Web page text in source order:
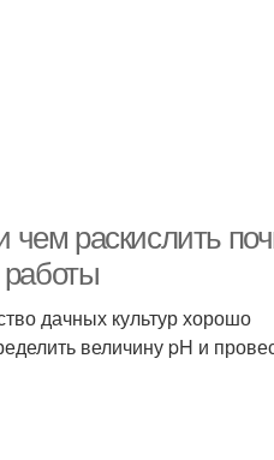
чем раскислить
дачных культур хорошо
величину pH и